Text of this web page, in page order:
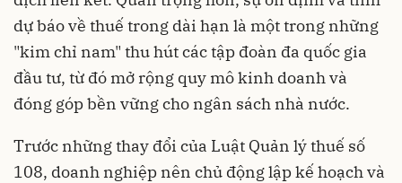
dự báo về thuế trong dài hạn là một trong những
"kim chỉ nam" thu hút các tập đoàn đa quốc gia
đầu tư, từ đó mở rộng quy mô kinh doanh và
đóng góp bền vững cho ngân sách nhà nước.
Trước những thay đổi của Luật Quản lý thuế số
108, doanh nghiệp nên chủ động lập kế hoạch và